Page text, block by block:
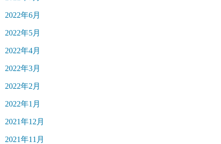
2022年6月
2022年5月
2022年4月
2022年3月
2022年2月
2022年1月
2021年12月
2021年11月